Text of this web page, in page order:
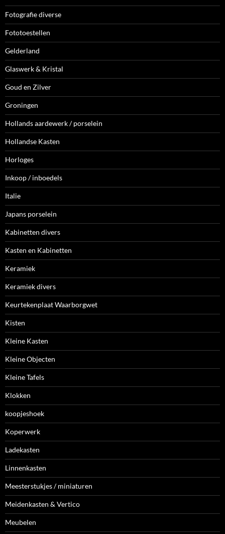
Fotografie diverse
Fototoestellen
Gelderland
Glaswerk & Kristal
Goud en Zilver
Groningen
Hollands aardewerk / porselein
Hollandse Kasten
Horloges
Inkoop / inboedels
Italie
Japans porselein
Kabinetten divers
Kasten en Kabinetten
Keramiek
Keramiek divers
Keurtekenplaat Waarborgwet
Kisten
Kleine Kasten
Kleine Objecten
Kleine Tafels
Klokken
koopjeshoek
Koperwerk
Ladekasten
Linnenkasten
Meesterstukjes / miniaturen
Meidenkasten & Vertico
Meubelen